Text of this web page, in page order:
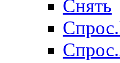
Снять